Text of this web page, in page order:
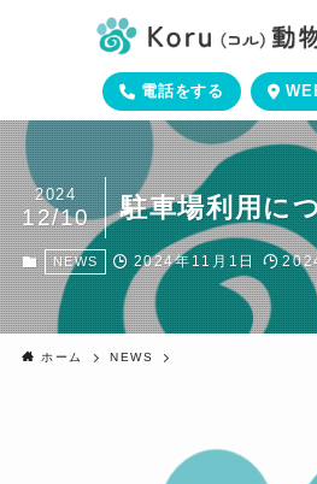
電話をする
駐車場利用に
2024
12/10
NEWS 2024年11月1日
ホーム NEWS